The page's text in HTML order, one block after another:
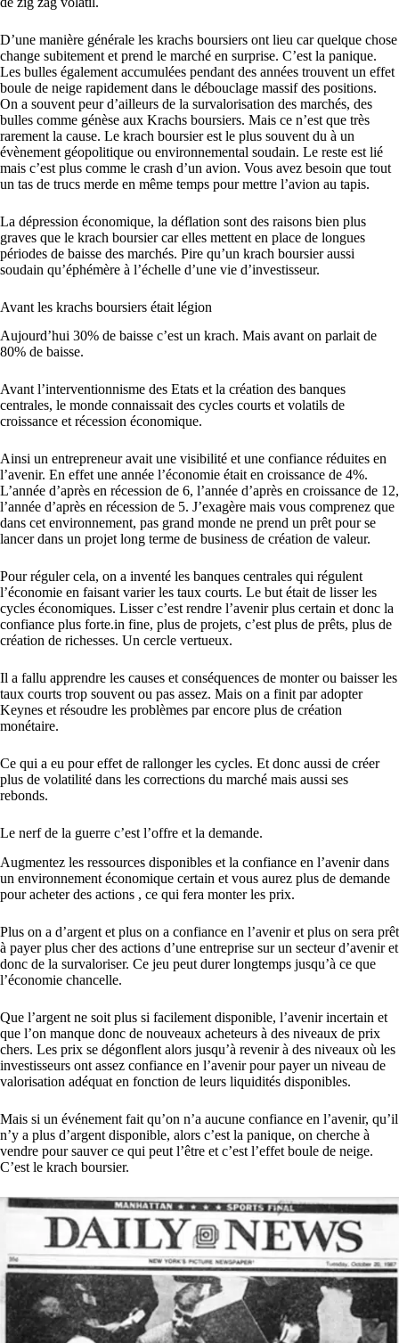
D’une manière générale les krachs boursiers ont lieu car quelque chose
change subitement et prend le marché en surprise. C’est la panique.
Les bulles également accumulées pendant des années trouvent un effet
boule de neige rapidement dans le débouclage massif des positions.
On a souvent peur d’ailleurs de la survalorisation des marchés, des
bulles comme génèse aux Krachs boursiers. Mais ce n’est que très
rarement la cause. Le krach boursier est le plus souvent du à un
évènement géopolitique ou environnemental soudain. Le reste est lié
mais c’est plus comme le crash d’un avion. Vous avez besoin que tout
un tas de trucs merde en même temps pour mettre l’avion au tapis.
La dépression économique, la déflation sont des raisons bien plus
graves que le krach boursier car elles mettent en place de longues
périodes de baisse des marchés. Pire qu’un krach boursier aussi
soudain qu’éphémère à l’échelle d’une vie d’investisseur.
Avant les krachs boursiers était légion
Aujourd’hui 30% de baisse c’est un krach. Mais avant on parlait de
80% de baisse.
Avant l’interventionnisme des Etats et la création des banques
centrales, le monde connaissait des cycles courts et volatils de
croissance et récession économique.
Ainsi un entrepreneur avait une visibilité et une confiance réduites en
l’avenir. En effet une année l’économie était en croissance de 4%.
L’année d’après en récession de 6, l’année d’après en croissance de 12,
l’année d’après en récession de 5. J’exagère mais vous comprenez que
dans cet environnement, pas grand monde ne prend un prêt pour se
lancer dans un projet long terme de business de création de valeur.
Pour réguler cela, on a inventé les banques centrales qui régulent
l’économie en faisant varier les taux courts. Le but était de lisser les
cycles économiques. Lisser c’est rendre l’avenir plus certain et donc la
confiance plus forte.in fine, plus de projets, c’est plus de prêts, plus de
création de richesses. Un cercle vertueux.
Il a fallu apprendre les causes et conséquences de monter ou baisser les
taux courts trop souvent ou pas assez. Mais on a finit par adopter
Keynes et résoudre les problèmes par encore plus de création
monétaire.
Ce qui a eu pour effet de rallonger les cycles. Et donc aussi de créer
plus de volatilité dans les corrections du marché mais aussi ses
rebonds.
Le nerf de la guerre c’est l’offre et la demande.
Augmentez les ressources disponibles et la confiance en l’avenir dans
un environnement économique certain et vous aurez plus de demande
pour acheter des actions , ce qui fera monter les prix.
Plus on a d’argent et plus on a confiance en l’avenir et plus on sera prêt
à payer plus cher des actions d’une entreprise sur un secteur d’avenir et
donc de la survaloriser. Ce jeu peut durer longtemps jusqu’à ce que
l’économie chancelle.
Que l’argent ne soit plus si facilement disponible, l’avenir incertain et
que l’on manque donc de nouveaux acheteurs à des niveaux de prix
chers. Les prix se dégonflent alors jusqu’à revenir à des niveaux où les
investisseurs ont assez confiance en l’avenir pour payer un niveau de
valorisation adéquat en fonction de leurs liquidités disponibles.
Mais si un événement fait qu’on n’a aucune confiance en l’avenir, qu’il
n’y a plus d’argent disponible, alors c’est la panique, on cherche à
vendre pour sauver ce qui peut l’être et c’est l’effet boule de neige.
C’est le krach boursier.